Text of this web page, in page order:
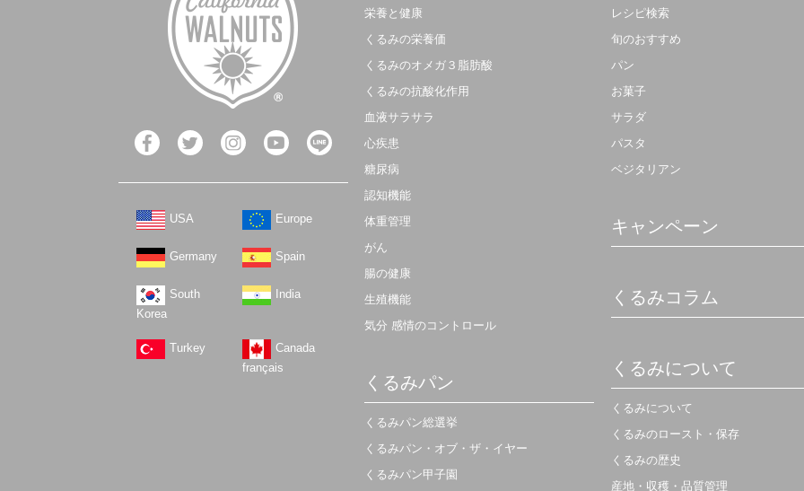
USA Europe
Germany Spain
South
Korea
India
Turkey
Canada
français
栄養と健康
くるみの栄養価
くるみのオメガ３脂肪酸
くるみの抗酸化作用
血液サラサラ
心疾患
糖尿病
認知機能
体重管理
がん
腸の健康
生殖機能
気分 感情のコントロール
くるみパン
くるみパン総選挙
くるみパン・オブ・ザ・イヤー
くるみパン甲子園
レシピ検索
旬のおすすめ
パン
お菓子
サラダ
パスタ
ベジタリアン
キャンペーン
くるみコラム
くるみについて
くるみについて
くるみのロースト・保存
くるみの歴史
産地・収穫・品質管理